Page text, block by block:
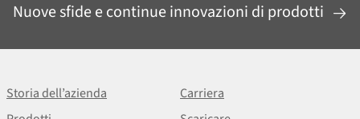
Nuove sfide e continue innovazioni di prodotti
Storia dell’azienda
Carriera